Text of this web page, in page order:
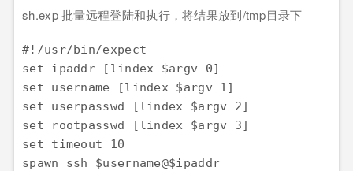
sh.exp 批量远程登陆和执行，将结果放到/tmp目录下
#!/usr/bin/expect
set ipaddr [lindex $argv 0]
set username [lindex $argv 1]
set userpasswd [lindex $argv 2]
set rootpasswd [lindex $argv 3]
set timeout 10
spawn ssh $username@$ipaddr